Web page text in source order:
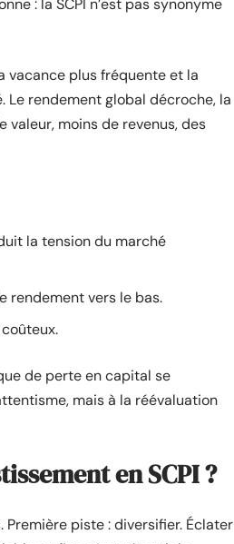
: la SCPI n’est pas synonyme
vacance plus fréquente et la
rendement global décroche, la
valeur, moins de revenus, des
la tension du marché
rendement vers le bas.
de perte en capital se
mais à la réévaluation
en SCPI ?
Première piste : diversifier. Éclater